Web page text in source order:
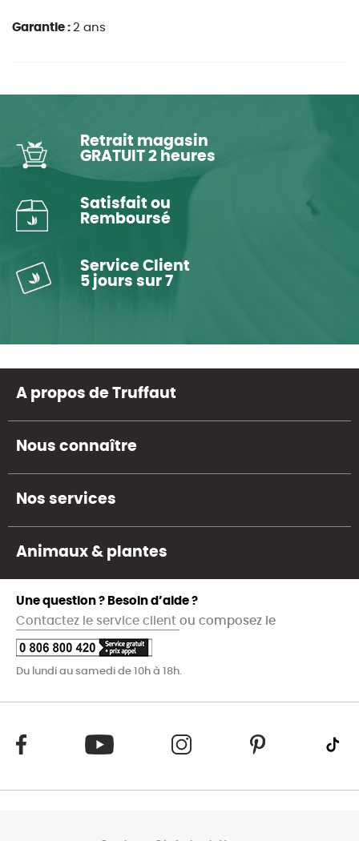
Garantie : 2 ans
Retrait magasin
GRATUIT 2 heures
Satisfait ou
Remboursé
Service Client
5 jours sur 7
A propos de Truffaut
Nous connaître
Nos services
Animaux & plantes
Une question ? Besoin d’aide ?
Contactez le service client ou composez le
Du lundi au samedi de 10h à 18h.